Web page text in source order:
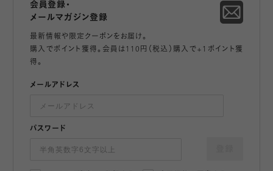
会員登録・
メールマガジン登録
最新情報や限定クーポンをお届け。
購入でポイント獲得。会員は110円（税込）購入で+1ポイント獲
得。
メールアドレス
パスワード